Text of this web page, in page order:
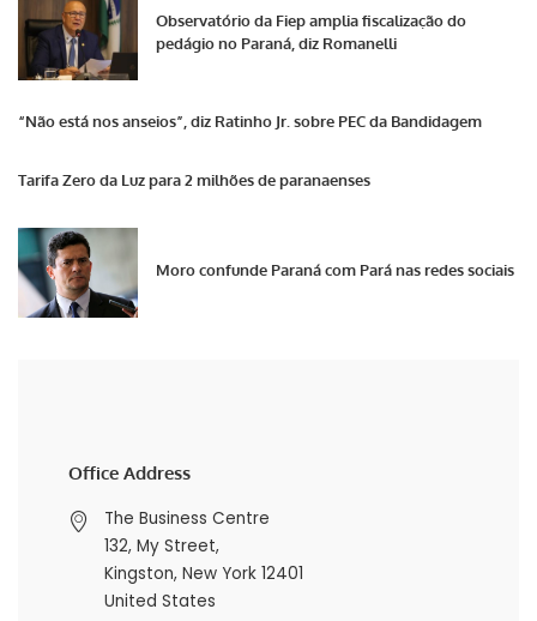
Observatório da Fiep amplia fiscalização do
pedágio no Paraná, diz Romanelli
“Não está nos anseios”, diz Ratinho Jr. sobre PEC da Bandidagem
Tarifa Zero da Luz para 2 milhões de paranaenses
Moro confunde Paraná com Pará nas redes sociais
Office Address
The Business Centre
132, My Street,
Kingston, New York 12401
United States